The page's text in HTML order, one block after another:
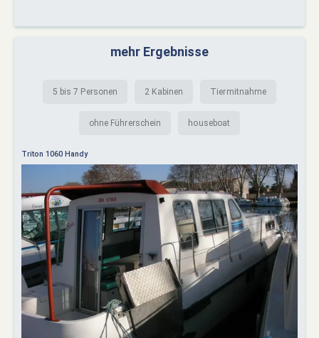
mehr Ergebnisse
5 bis 7 Personen 2 Kabinen Tiermitnahme
ohne Führerschein houseboat
Triton 1060 Handy